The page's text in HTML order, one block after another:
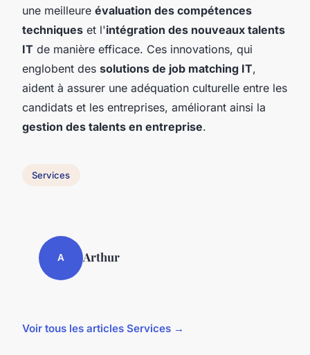
une meilleure évaluation des compétences
techniques et l'intégration des nouveaux talents
IT de manière efficace. Ces innovations, qui
englobent des solutions de job matching IT,
aident à assurer une adéquation culturelle entre les
candidats et les entreprises, améliorant ainsi la
gestion des talents en entreprise.
Services
A Arthur
Voir tous les articles Services →